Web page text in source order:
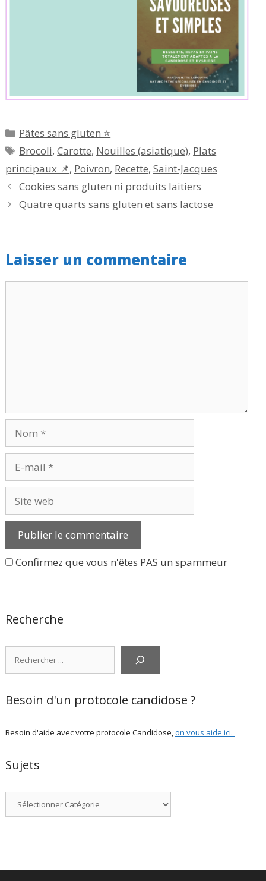
Catégories
Pâtes sans gluten ⭐
Étiquettes
Brocoli,Carotte, Nouilles (asiatique), Plats
principaux 📌, Poivron, Recette, Saint-Jacques
Cookies sans gluten ni produits laitiers
Quatre quarts sans gluten et sans lactose
Laisser un commentaire
mail
web
Confirmez que vous n'êtes PAS un spammeur
Recherche
Besoin d'un protocole candidose ?
Besoin d'aide avec votre protocole Candidose,on vous aide ici.
Sujets